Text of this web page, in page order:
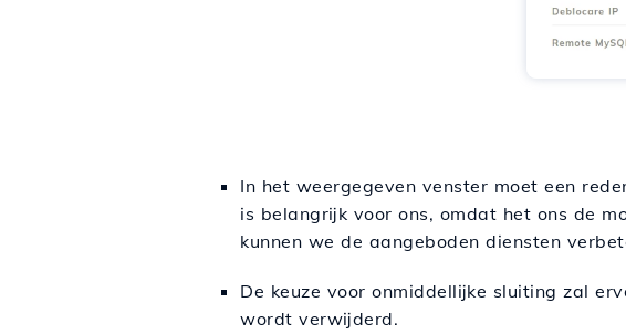
In het weergegeven venster moet een
is belangrijk voor ons, omdat het ons de
kunnen we de aangeboden diensten
De keuze voor onmiddellijke sluiting zal
wordt verwijderd.